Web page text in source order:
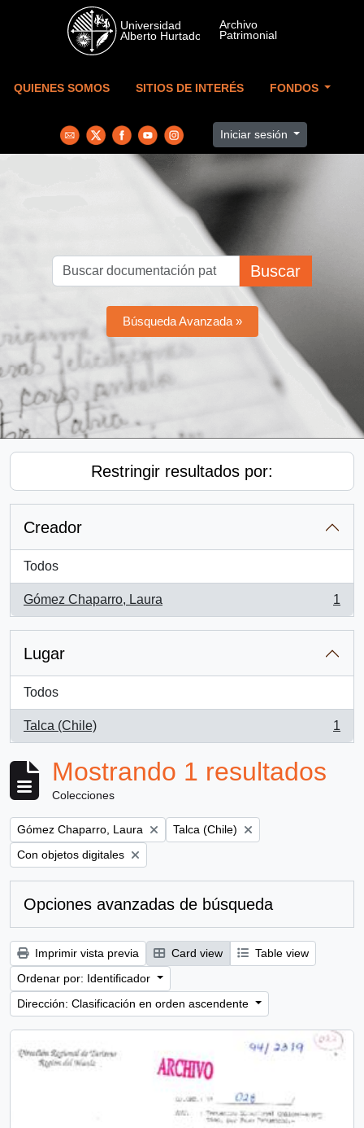
Skip to main content
QUIENES SOMOS SITIOS DE INTERÉS FONDOS
Iniciar sesión
Buscar
Búsqueda Avanzada »
Restringir resultados por:
Creador
Todos
Gómez Chaparro, Laura
, 1 resultados
1
Lugar
Todos
Talca (Chile)
, 1 resultados
1
Mostrando 1 resultados
Colecciones
Remove filter:
Gómez Chaparro, Laura Remove filter:
Talca (Chile)
Remove filter:
Con objetos digitales
Opciones avanzadas de búsqueda
Imprimir vista previa Card view
Table view
Ordenar por: Identificador
Dirección: Clasificación en orden ascendente